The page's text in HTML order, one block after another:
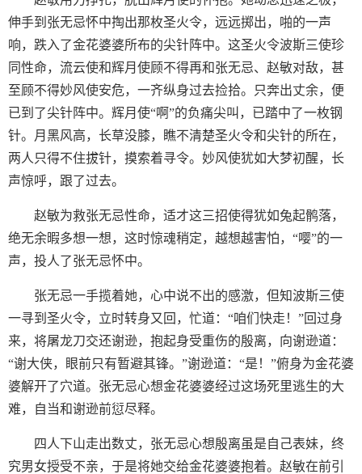
伸手到张无忌怀中掏出那枚圣火令，远远掷出，啪的一声
响，跌入了金花婆婆所布的尖针阵中。这圣火令波斯三使珍
同性命，流云使和辉月使顾不得再和张无忌、赵敏对敌，甚
至顾不得妙风使安危，一齐纵身过去捡拾。只奔出丈余，便
已到了尖针阵中。辉月使“啊”的负痛尖叫，已踏中了一枚钢
针。月黑风高，长草没膝，瞧不清楚圣火令和尖针的所在，
两人只得不住拔针，摸索着寻令。妙风使犹如大梦初醒，长
声惊呼，跟了过去。
赵敏为救张无忌性命，适才这三招使得犹如兔起鹘落，
绝无余暇多想一想，这时惊魂稍定，越想越害怕，“嘤”的一
声，投人了张无忌怀中。
张无忌一手揽着她，心中说不出的感激，但知波斯三使
一寻到圣火令，立时转身又回，忙道：“咱们快走！”回过身
来，将屠龙刀交还谢逊，抱起身受重伤的殷离，向谢逊道：
“谢大侠，眼前只有暂避其锋。”谢逊道：“是！”俯身为金花婆
婆解开了穴道。张无忌心想金花婆婆经过这场死里逃生的大
难，自当和谢逊前愆尽释。
四人下山走出数丈，张无忌心想殷离虽是自己表妹，终
究男女授受不亲，于是将她交给金花婆婆抱着。赵敏在前引